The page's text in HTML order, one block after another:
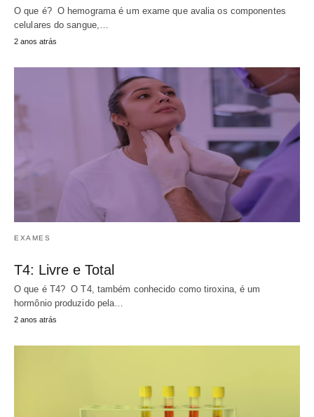
O que é? O hemograma é um exame que avalia os componentes
celulares do sangue,…
2 anos atrás
EXAMES
T4: Livre e Total
O que é T4? O T4, também conhecido como tiroxina, é um
hormônio produzido pela…
2 anos atrás